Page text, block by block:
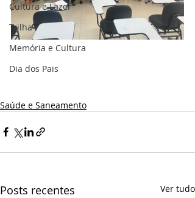
Cultura e Lazer
Trilha
Memória e Cultura
Dia dos Pais
Saúde e Saneamento
Posts recentes Ver tudo